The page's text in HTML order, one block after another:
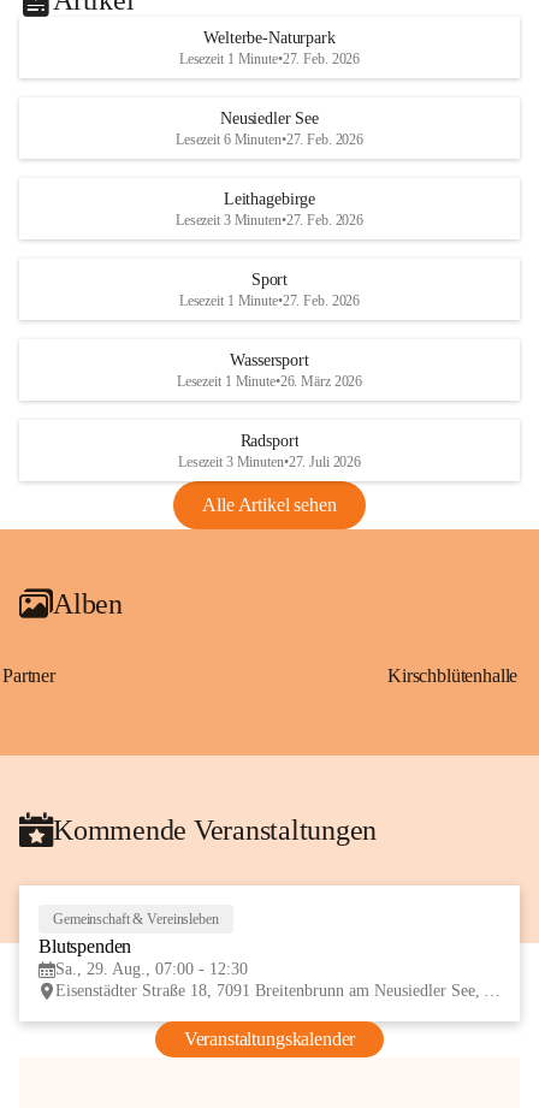
s
d
S
Weinbaugesetz sind nicht gepflegte oder
unzulässige Weingärten zu roden! Bitte
helfen wir zusammen um unsere Winzer
vor den prognostizierten Ernteausfällen
und den daraus folgenden wirtschaftlichen
Maßnahmen zur Bekämpfung
Rebe und der Amerikanischen
Anhang VBl. EU Nr. 18
1 Seite•1,4 MB
VBl. EU Nr. 18_2026
e
d
r
S
Welterbe-Naturpark
Lesezeit 1 Minute•27. Feb. 2026
Neusiedler See
Lesezeit 6 Minuten•27. Feb. 2026
Leithagebirge
Lesezeit 3 Minuten•27. Feb. 2026
Sport
Lesezeit 1 Minute•27. Feb. 2026
Wassersport
Lesezeit 1 Minute•26. März 2026
Radsport
Lesezeit 3 Minuten•27. Juli 2026
Alle Artikel sehen
Alben
Partner Kirschblütenhalle
Kommende Veranstaltungen
Gemeinschaft & Vereinsleben
Blutspenden
Sa., 29. Aug., 07:00 - 12:30
Eisenstädter Straße 18, 7091 Breitenbrunn am Neusiedler See, AUT
Veranstaltungskalender